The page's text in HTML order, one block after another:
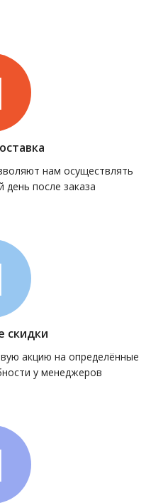
нам осуществлять
день после заказа
скидки
акцию на определённые
у менеджеров